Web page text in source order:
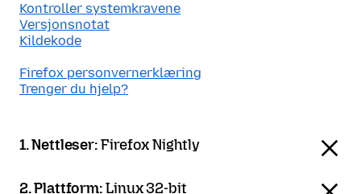
Kontroller systemkravene
Versjonsnotat
Kildekode
Firefox personvernerklæring
Trenger du hjelp?
1. Nettleser:Firefox Nightly
2. Plattform:Linux 32-bit